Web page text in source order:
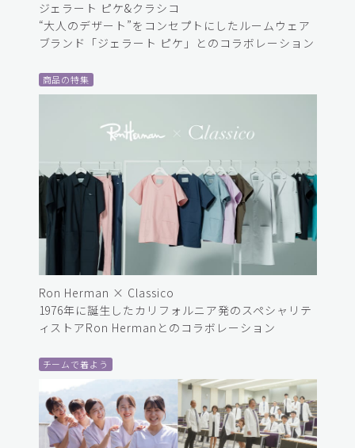
ジェラート ピケ&クラシコ
“大人のデザート”をコンセプトにしたルームウェア
ブランド「ジェラート ピケ」とのコラボレーション
商品の特集
Ron Herman × Classico
1976年に誕生したカリフォルニア発のスペシャリテ
ィストアRon Hermanとのコラボレーション
チームで着よう